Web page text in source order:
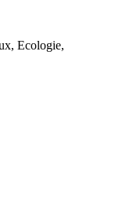
Ecologie,